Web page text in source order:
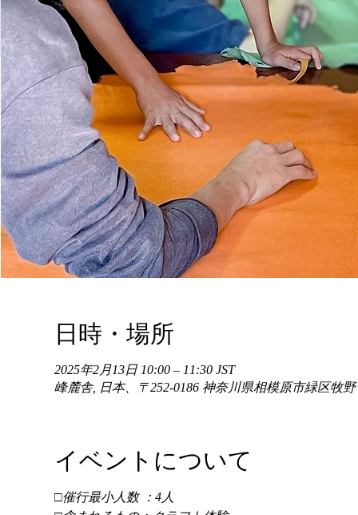
日時・場所
2025年2月13日 10:00 – 11:30 JST
峰麓舎, 日本、〒252-0186 神奈川県相模原市緑区牧
イベントについて
□催行最小人数 ：4人